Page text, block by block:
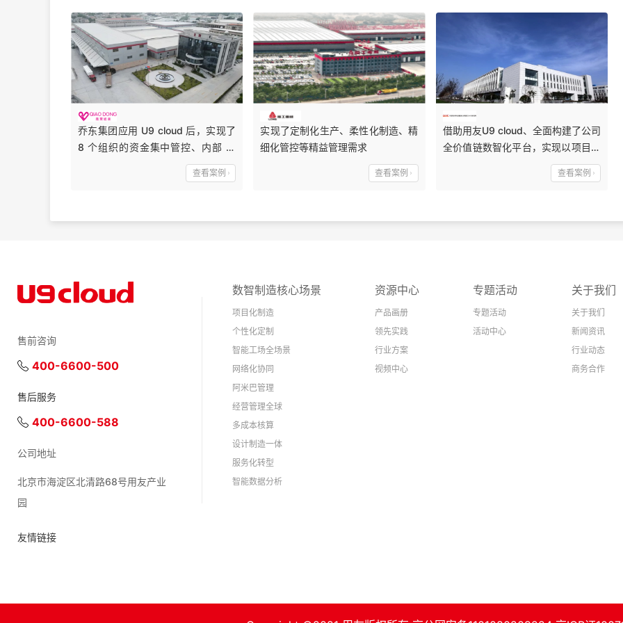
乔东集团应用 U9 cloud 后，实现了
8 个组织的资金集中管控、内部 交
易，真正支撑企业集团级管理。消除
了信息孤岛，加强从业务到财务的一
查看案例
实现了定制化生产、柔性化制造、精
细化管控等精益管理需求
查看案例
借助用友U9 cloud、全面构建了公司
全价值链数智化平台，实现以项目为
主线的业务和财务数据的同步，构建
了敏捷供应链体系，真正落地项目四
查看案例
售前咨询
400-6600-500
售后服务
400-6600-588
公司地址
北京市海淀区北清路68号用友产业
园
友情链接
数智制造核心场景
项目化制造
个性化定制
智能工场全场景
网络化协同
阿米巴管理
经营管理全球
多成本核算
设计制造一体
服务化转型
智能数据分析
资源中心
产品画册
领先实践
行业方案
视频中心
专题活动
专题活动
活动中心
关于我们
关于我们
新闻资讯
行业动态
商务合作